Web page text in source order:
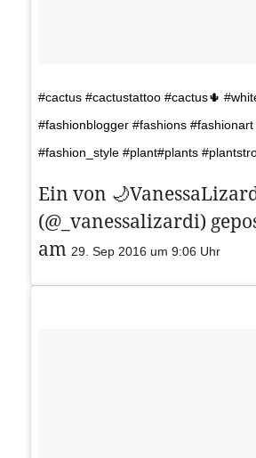
#cactus #cactustattoo #cactus🌵
#fashionblogger #fashions #fashionart
#fashion_style #plant#plants
Ein von
(@_vanessalizardi)
am 29. Sep 2016 um 9:06 Uhr